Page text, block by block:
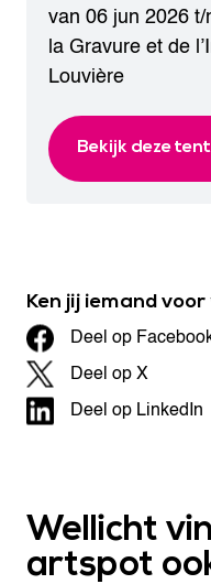
van 06 jun 2026
la Gravure et de
Louvière
Bekijk deze
Ken jij iemand
Deel op
Deel op X
Deel op LinkedIn
Wellicht
artspot